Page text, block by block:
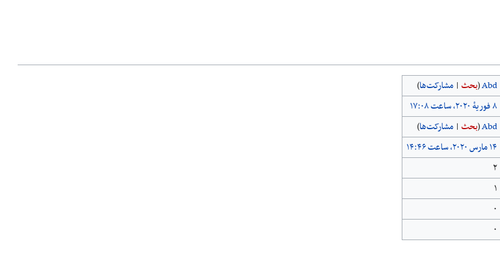
Abd
(بحث | مشارکت‌ها)
Abd
(بحث | مشارکت‌ها)
۲
۱
۰
۰